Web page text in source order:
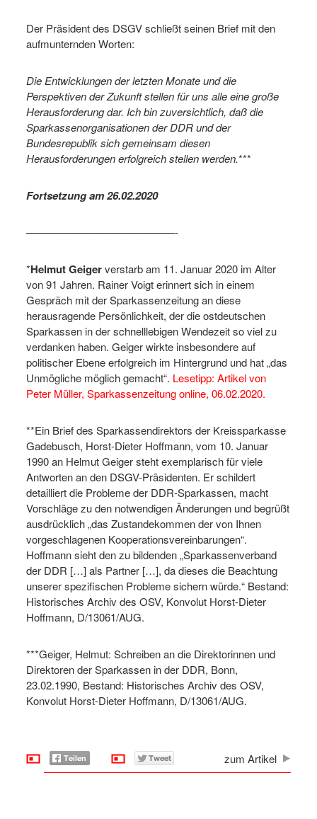
Der Präsident des DSGV schließt seinen Brief mit den
aufmunternden Worten:
Die Entwicklungen der letzten Monate und die
Perspektiven der Zukunft stellen für uns alle eine große
Herausforderung dar. Ich bin zuversichtlich, daß die
Sparkassenorganisationen der DDR und der
Bundesrepublik sich gemeinsam diesen
Herausforderungen erfolgreich stellen werden.***
Fortsetzung am 26.02.2020
——————————————-
*Helmut Geigerverstarb am 11. Januar 2020 im Alter
von 91 Jahren. Rainer Voigt erinnert sich in einem
Gespräch mit der Sparkassenzeitung an diese
herausragende Persönlichkeit, der die ostdeutschen
Sparkassen in der schnelllebigen Wendezeit so viel zu
verdanken haben. Geiger wirkte insbesondere auf
politischer Ebene erfolgreich im Hintergrund und hat „das
Unmögliche möglich gemacht“. Lesetipp: Artikel von
Peter Müller, Sparkassenzeitung online, 06.02.2020.
**Ein Brief des Sparkassendirektors der Kreissparkasse
Gadebusch, Horst-Dieter Hoffmann, vom 10. Januar
1990 an Helmut Geiger steht exemplarisch für viele
Antworten an den DSGV-Präsidenten. Er schildert
detailliert die Probleme der DDR-Sparkassen, macht
Vorschläge zu den notwendigen Änderungen und begrüßt
ausdrücklich „das Zustandekommen der von Ihnen
vorgeschlagenen Kooperationsvereinbarungen“.
Hoffmann sieht den zu bildenden „Sparkassenverband
der DDR […] als Partner […], da dieses die Beachtung
unserer spezifischen Probleme sichern würde.“ Bestand:
Historisches Archiv des OSV, Konvolut Horst-Dieter
Hoffmann, D/13061/AUG.
***Geiger, Helmut: Schreiben an die Direktorinnen und
Direktoren der Sparkassen in der DDR, Bonn,
23.02.1990, Bestand: Historisches Archiv des OSV,
Konvolut Horst-Dieter Hoffmann, D/13061/AUG.
zum Artikel